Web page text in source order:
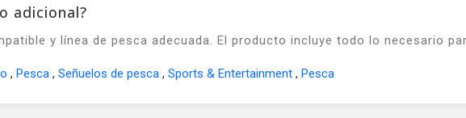
adicional?
y línea de pesca adecuada. El producto incluye todo lo necesario
, Pesca , Señuelos de pesca , Sports & Entertainment , Pesca